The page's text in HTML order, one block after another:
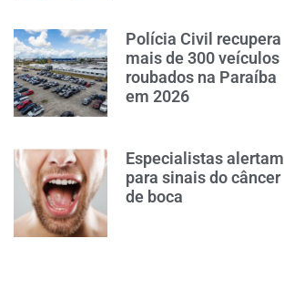
Polícia Civil recupera
mais de 300 veículos
roubados na Paraíba
em 2026
Especialistas alertam
para sinais do câncer
de boca